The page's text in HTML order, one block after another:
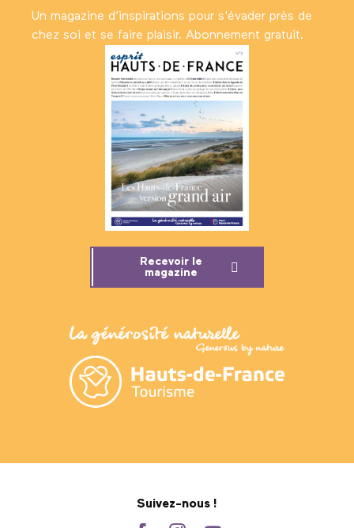
Un magazine d’inspirations pour s'évader près de
chez soi et se faire plaisir. Abonnement gratuit.
Recevoir le
magazine
Suivez-nous !